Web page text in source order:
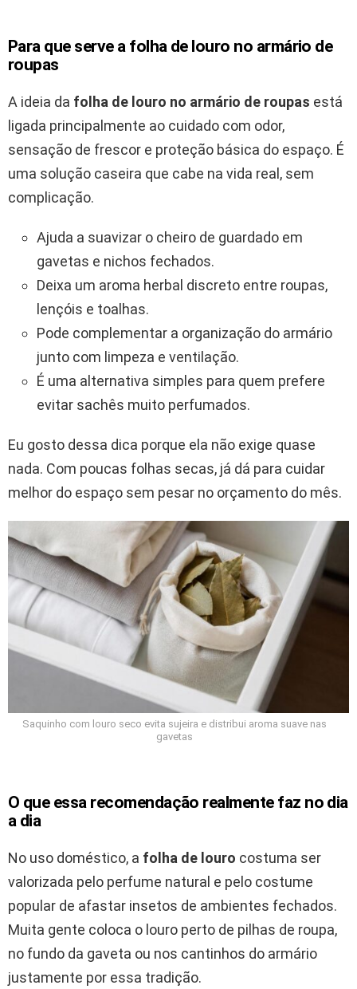
Para que serve a folha de louro no armário de
roupas
A ideia da folha de louro no armário de roupas está
ligada principalmente ao cuidado com odor,
sensação de frescor e proteção básica do espaço. É
uma solução caseira que cabe na vida real, sem
complicação.
Ajuda a suavizar o cheiro de guardado em
gavetas e nichos fechados.
Deixa um aroma herbal discreto entre roupas,
lençóis e toalhas.
Pode complementar a organização do armário
junto com limpeza e ventilação.
É uma alternativa simples para quem prefere
evitar sachês muito perfumados.
Eu gosto dessa dica porque ela não exige quase
nada. Com poucas folhas secas, já dá para cuidar
melhor do espaço sem pesar no orçamento do mês.
Saquinho com louro seco evita sujeira e distribui aroma suave nas
gavetas
O que essa recomendação realmente faz no dia
a dia
No uso doméstico, a folha de louro costuma ser
valorizada pelo perfume natural e pelo costume
popular de afastar insetos de ambientes fechados.
Muita gente coloca o louro perto de pilhas de roupa,
no fundo da gaveta ou nos cantinhos do armário
justamente por essa tradição.